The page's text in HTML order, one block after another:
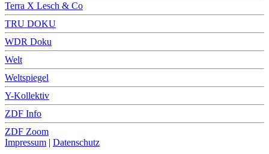
Terra X Lesch & Co
TRU DOKU
WDR Doku
Welt
Weltspiegel
Y-Kollektiv
ZDF Info
ZDF Zoom
Impressum | Datenschutz